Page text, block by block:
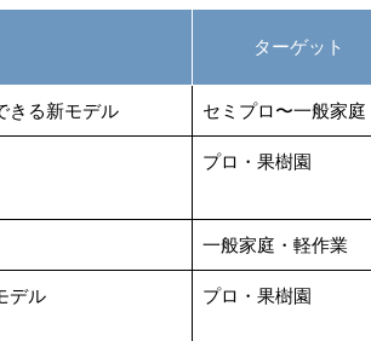
ターゲット
きる新モデル セミプロ〜一般家庭
プロ・果樹園
一般家庭・軽作業
デル
プロ・果樹園